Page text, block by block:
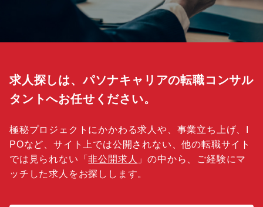
求人探しは、パソナキャリアの転職コンサル
タントへお任せください。
極秘プロジェクトにかかわる求人や、事業立ち上げ、I
POなど、サイト上では公開されない、他の転職サイト
では見られない「非公開求人 」の中から、ご経験にマ
ッチした求人をお探しします。